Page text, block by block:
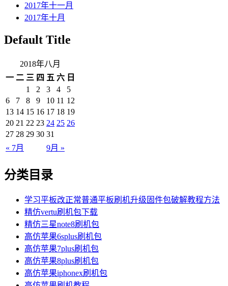
2017年十一月
2017年十月
Default Title
2018年八月
一 二 三 四 五 六 日
« 7月 9月 »
1 2 3 4
5
6
7 8 9 10 11 12
13 14 15 16 17 18 19
20 21 22 23 24 25 26
27 28 29 30 31
分类目录
学习平板改正常普通平板刷机升级固件包破解教程方法
精仿vertu刷机包下载
精仿三星note8刷机包
高仿苹果6splus刷机包
高仿苹果7plus刷机包
高仿苹果8plus刷机包
高仿苹果iphonex刷机包